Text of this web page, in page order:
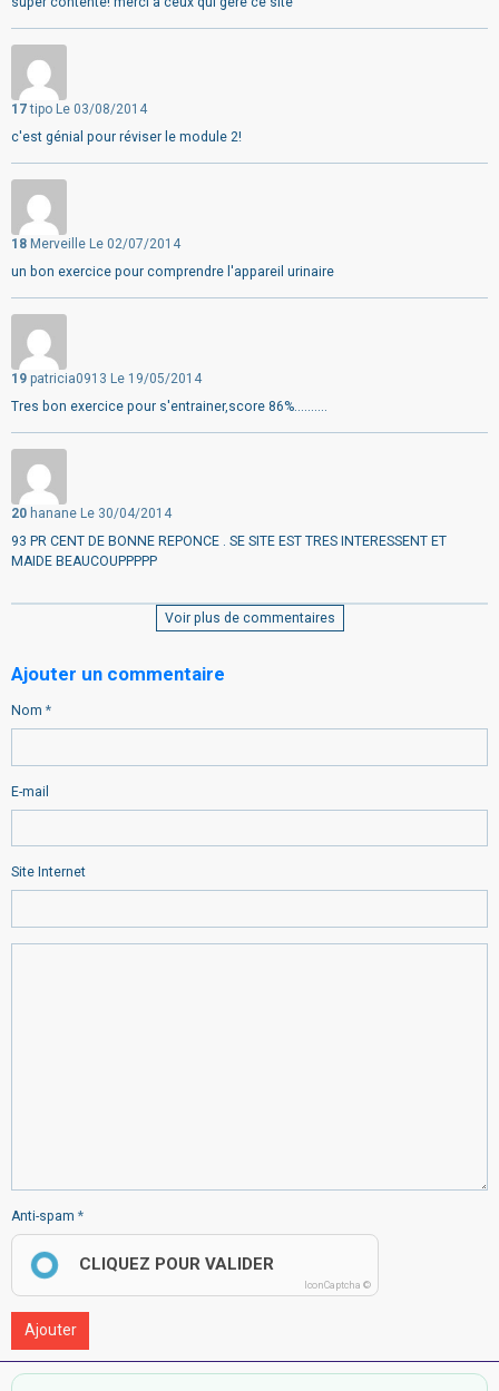
17 tipo Le 03/08/2014
c'est génial pour réviser le module 2!
18 Merveille Le 02/07/2014
un bon exercice pour comprendre l'appareil urinaire
19 patricia0913 Le 19/05/2014
Tres bon exercice pour s'entrainer,score 86%..........
20 hanane Le 30/04/2014
93 PR CENT DE BONNE REPONCE . SE SITE EST TRES INTERESSENT ET
MAIDE BEAUCOUPPPPP
Voir plus de commentaires
Ajouter un commentaire
Nom
E-mail
Site Internet
Anti-spam
CLIQUEZ POUR VALIDER
IconCaptcha ©
Ajouter